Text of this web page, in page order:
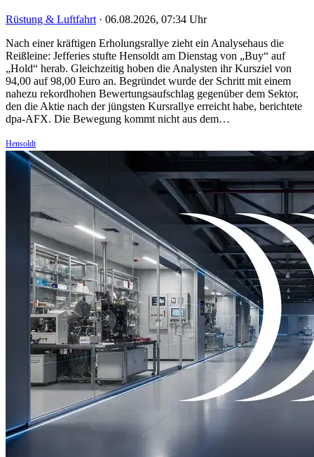
Rüstung & Luftfahrt · 06.08.2026, 07:34 Uhr
Nach einer kräftigen Erholungsrallye zieht ein Analysehaus die
Reißleine: Jefferies stufte Hensoldt am Dienstag von „Buy“ auf
„Hold“ herab. Gleichzeitig hoben die Analysten ihr Kursziel von
94,00 auf 98,00 Euro an. Begründet wurde der Schritt mit einem
nahezu rekordhohen Bewertungsaufschlag gegenüber dem Sektor,
den die Aktie nach der jüngsten Kursrallye erreicht habe, berichtete
dpa-AFX. Die Bewegung kommt nicht aus dem…
Hensoldt